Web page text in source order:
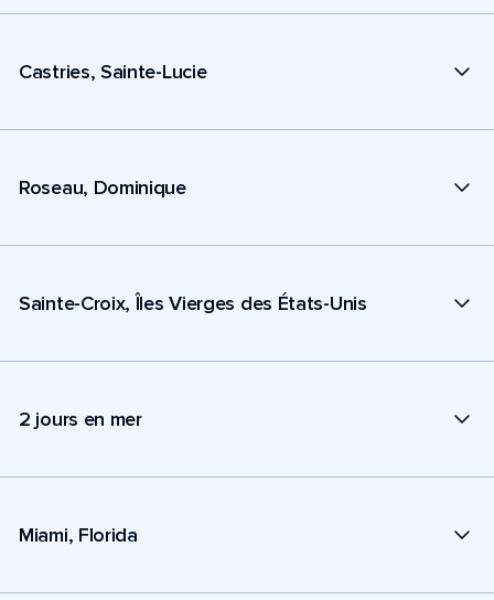
Castries, Sainte-Lucie
Roseau, Dominique
Sainte-Croix, Îles Vierges des États-Unis
2 jours en mer
Miami, Florida